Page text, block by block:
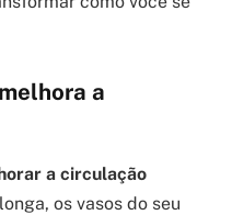
a
a circulação
os vasos do seu